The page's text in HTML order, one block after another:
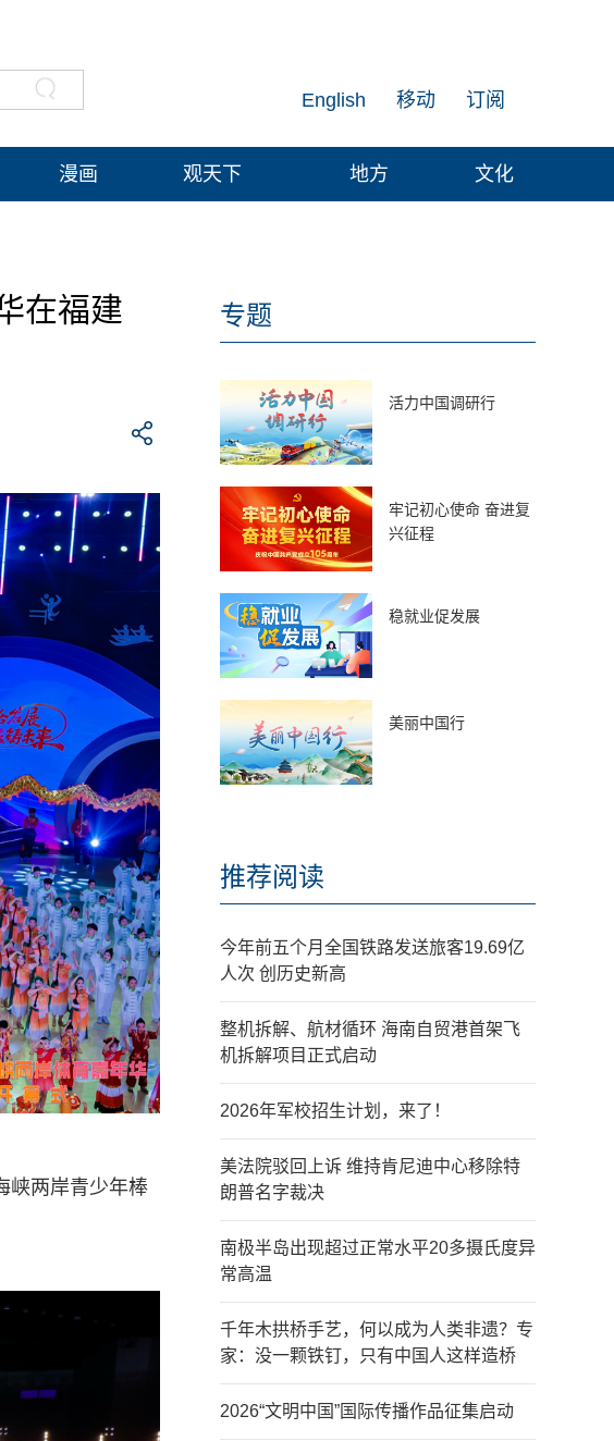
订阅
移动
English
漫画 观天下 地方 文化
在福建
峡两岸青少年棒
专题
活力中国调研行
牢记初心使命 奋进复
兴征程
稳就业促发展
美丽中国行
推荐阅读
今年前五个月全国铁路发送旅客19.69亿
人次 创历史新高
整机拆解、航材循环 海南自贸港首架飞
机拆解项目正式启动
2026年军校招生计划，来了！
美法院驳回上诉 维持肯尼迪中心移除特
朗普名字裁决
南极半岛出现超过正常水平20多摄氏度异
常高温
千年木拱桥手艺，何以成为人类非遗？专
家：没一颗铁钉，只有中国人这样造桥
2026“文明中国”国际传播作品征集启动